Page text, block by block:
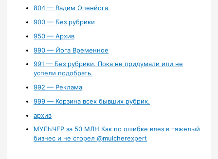
804 — Вадим Опенйога.
900 — Без рубрики
950 — Архив
990 — Йога Временное
991 — Без рубрики. Пока не придумали или не
успели подобрать.
992 — Реклама
999 — Корзина всех бывших рубрик.
архив
МУЛЬЧЕР за 50 МЛН Как по ошибке влез в тяжелый
бизнес и не сгорел ‪@mulcherexpert‬​